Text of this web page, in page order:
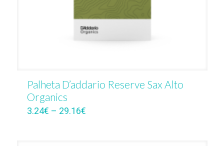
Palheta D’addario Reserve Sax Alto
Organics
3.24€ – 29.16€